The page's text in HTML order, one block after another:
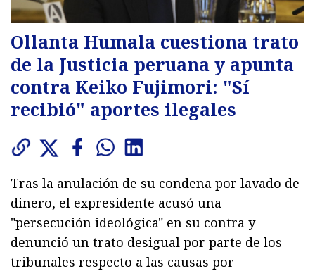
Ollanta Humala cuestiona trato
de la Justicia peruana y apunta
contra Keiko Fujimori: "Sí
recibió" aportes ilegales
Tras la anulación de su condena por lavado de
dinero, el expresidente acusó una
"persecución ideológica" en su contra y
denunció un trato desigual por parte de los
tribunales respecto a las causas por